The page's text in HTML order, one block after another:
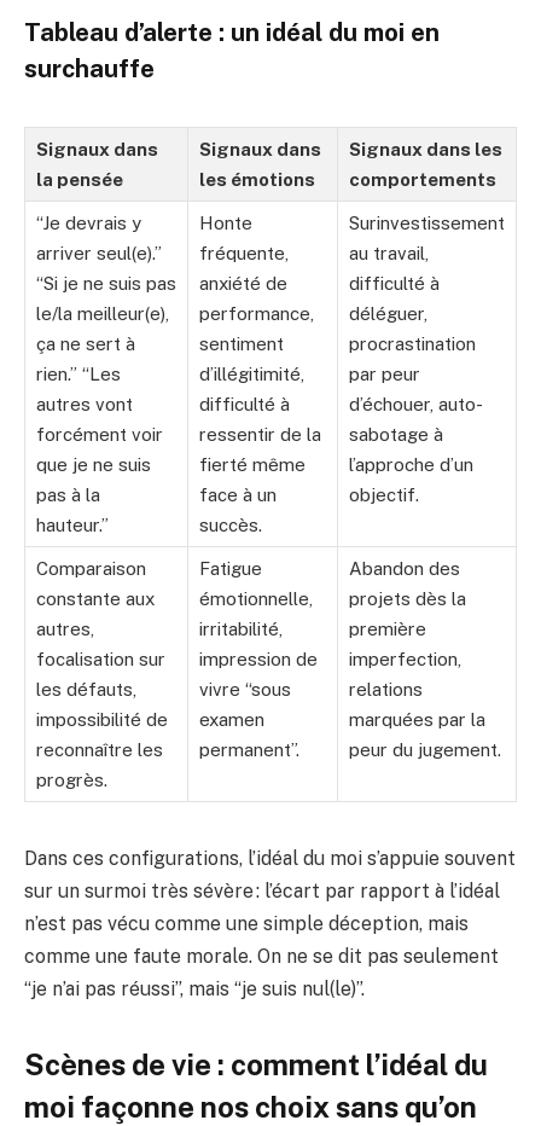
Tableau d’alerte : un idéal du moi en
surchauffe
Signaux dans
la pensée
Signaux dans
les émotions
Signaux dans les
comportements
“Je devrais y
arriver seul(e).”
“Si je ne suis pas
le/la meilleur(e),
ça ne sert à
rien.” “Les
autres vont
forcément voir
que je ne suis
pas à la
hauteur.”
Honte
fréquente,
anxiété de
performance,
sentiment
d’illégitimité,
difficulté à
ressentir de la
fierté même
face à un
succès.
Surinvestissement
au travail,
difficulté à
déléguer,
procrastination
par peur
d’échouer, auto-
sabotage à
l’approche d’un
objectif.
Comparaison
constante aux
autres,
focalisation sur
les défauts,
impossibilité de
reconnaître les
progrès.
Fatigue
émotionnelle,
irritabilité,
impression de
vivre “sous
examen
permanent”.
Abandon des
projets dès la
première
imperfection,
relations
marquées par la
peur du jugement.
Dans ces configurations, l’idéal du moi s’appuie souvent
sur un surmoi très sévère : l’écart par rapport à l’idéal
n’est pas vécu comme une simple déception, mais
comme une faute morale. On ne se dit pas seulement
“je n’ai pas réussi”, mais “je suis nul(le)”.
Scènes de vie : comment l’idéal du
moi façonne nos choix sans qu’on